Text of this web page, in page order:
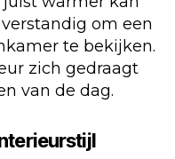
om een
te bekijken.
zich gedraagt
van de dag.